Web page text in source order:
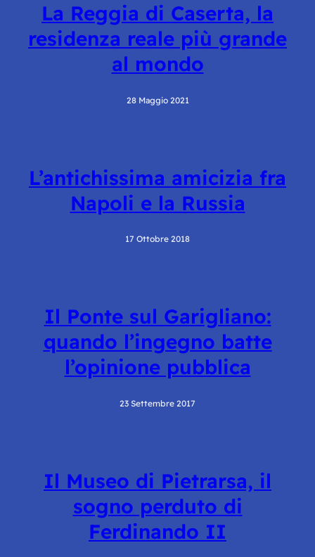
La Reggia di Caserta, la
residenza reale più grande
al mondo
28 Maggio 2021
L’antichissima amicizia fra
Napoli e la Russia
17 Ottobre 2018
Il Ponte sul Garigliano:
quando l’ingegno batte
l’opinione pubblica
23 Settembre 2017
Il Museo di Pietrarsa, il
sogno perduto di
Ferdinando II